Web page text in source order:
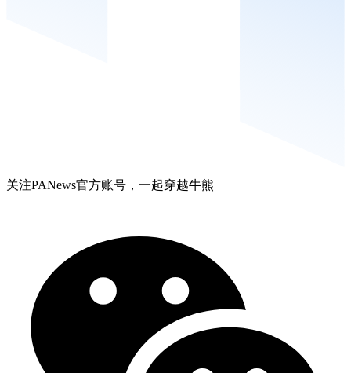
关注PANews官方账号，一起穿越牛熊